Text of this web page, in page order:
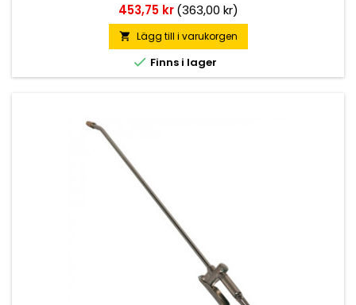
Pris
453,75 kr (363,00 kr)
 Lägg till i varukorgen
 Finns i lager